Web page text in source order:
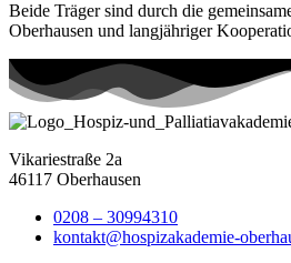
Beide Träger sind durch die
Oberhausen und langjähriger
Vikariestraße 2a
46117 Oberhausen
0208 – 30994310
kontakt@hospizakademie-